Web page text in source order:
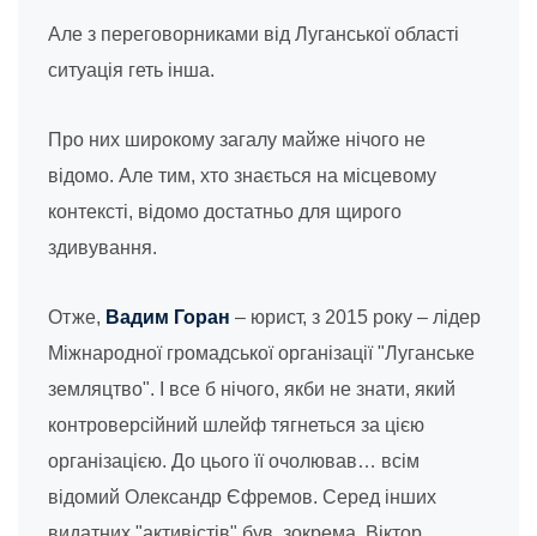
Але з переговорниками від Луганської області
ситуація геть інша.
Про них широкому загалу майже нічого не
відомо. Але тим, хто знається на місцевому
контексті, відомо достатньо для щирого
здивування.
Отже, Вадим Горан – юрист, з 2015 року – лідер
Міжнародної громадської організації "Луганське
земляцтво". І все б нічого, якби не знати, який
контроверсійний шлейф тягнеться за цією
організацією. До цього її очолював… всім
відомий Олександр Єфремов. Серед інших